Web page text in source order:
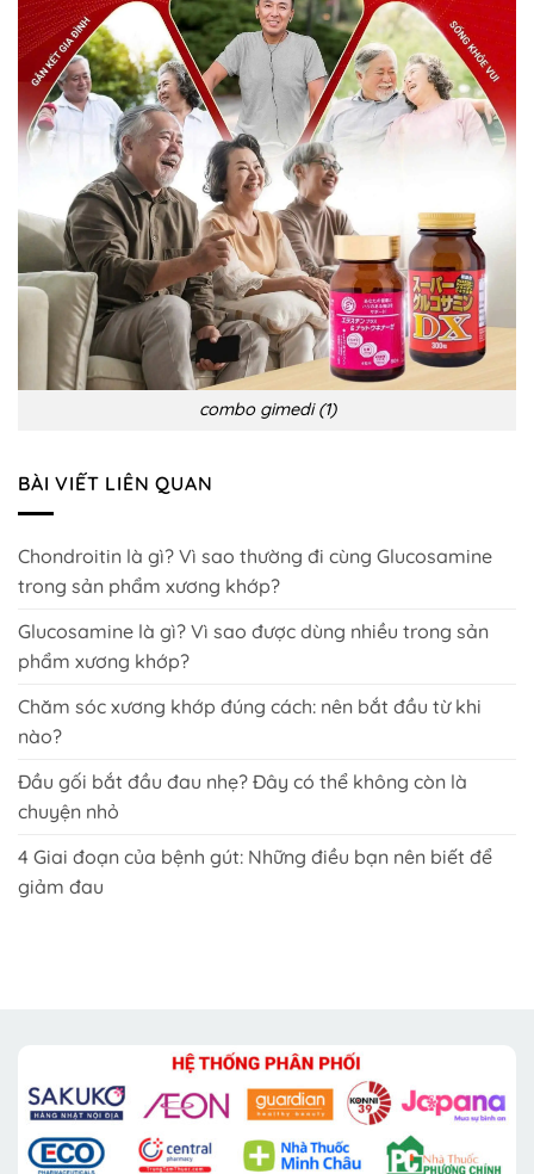
chứng
và
phòng
ngừa
combo gimedi (1)
BÀI VIẾT LIÊN QUAN
Chondroitin là gì? Vì sao thường đi cùng Glucosamine
trong sản phẩm xương khớp?
Glucosamine là gì? Vì sao được dùng nhiều trong sản
phẩm xương khớp?
Chăm sóc xương khớp đúng cách: nên bắt đầu từ khi
nào?
Đầu gối bắt đầu đau nhẹ? Đây có thể không còn là
chuyện nhỏ
4 Giai đoạn của bệnh gút: Những điều bạn nên biết để
giảm đau